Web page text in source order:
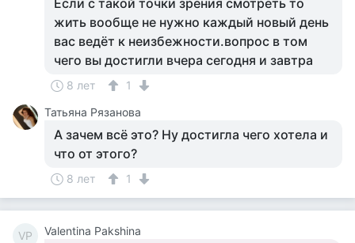
Если с такой точки зрения смотреть то
жить вообще не нужно каждый новый день
вас ведёт к неизбежности.вопрос в том
чего вы достигли вчера сегодня и завтра
8 лет
1
Татьяна Рязанова
А зачем всё это? Ну достигла чего хотела и
что от этого?
8 лет 1
VP Valentina Pakshina